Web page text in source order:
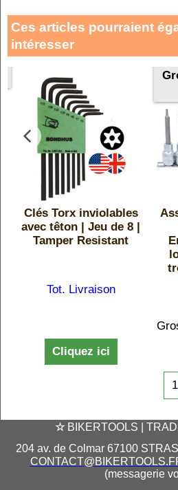
Ces articles pourraient
intéresser
Clés Torx inviolables
avec têton | Jeu de 8 |
Tamper Resistant
Tot. Livraison
Cliquez ici
☆BIKERTOOLS |
204 av. de Colmar 67100
(messagerie